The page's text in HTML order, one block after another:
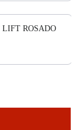
LIFT ROSADO